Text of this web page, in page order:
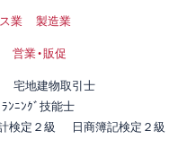
業
製造業
営業・販促
宅地建物取引士
ﾝﾆﾝｸﾞ技能士
検定２級
日商簿記検定２級